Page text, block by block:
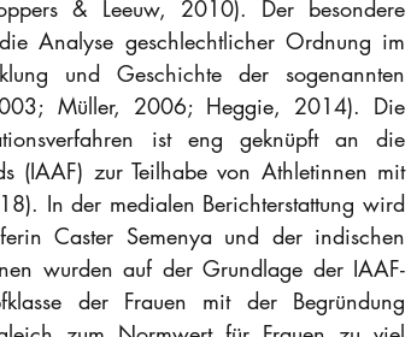
& Leeuw, 2010). Der besondere
Analyse geschlechtlicher Ordnung im
und Geschichte der sogenannten
Müller, 2006; Heggie, 2014). Die
ist eng geknüpft an die
Regularien des Internationalen Leichtathletikverbands (IAAF) zur Teilhabe von Athletinnen mit
In der medialen Berichterstattung wird
Caster Semenya und der indischen
wurden auf der Grundlage der IAAF-
der Frauen mit der Begründung